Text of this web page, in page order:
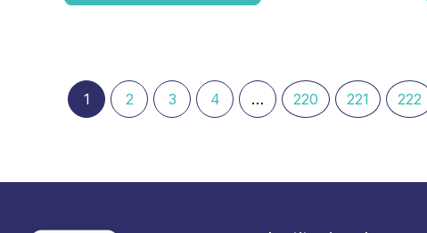
1 2 3 4 … 220 221 222